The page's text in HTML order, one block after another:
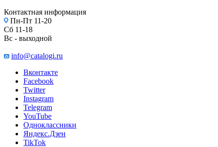
Контактная информация
Пн-Пт 11-20
Сб 11-18
Вс - выходной
info@catalogi.ru
Вконтакте
Facebook
Twitter
Instagram
Telegram
YouTube
Одноклассники
Яндекс.Дзен
TikTok